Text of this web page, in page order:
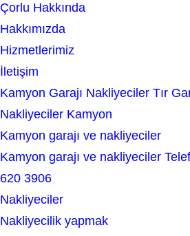
c
h
Çorlu Hakkında
Hakkımızda
Hizmetlerimiz
İletişim
Kamyon Garajı Nakliyeciler Tır
Nakliyeciler Kamyon
Kamyon garajı ve nakliyeciler
Kamyon garajı ve nakliyeciler
620 3906
Nakliyeciler
Nakliyecilik yapmak